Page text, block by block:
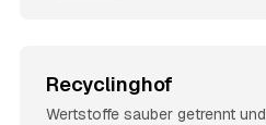
Recyclinghof
Wertstoffe sauber getrennt und